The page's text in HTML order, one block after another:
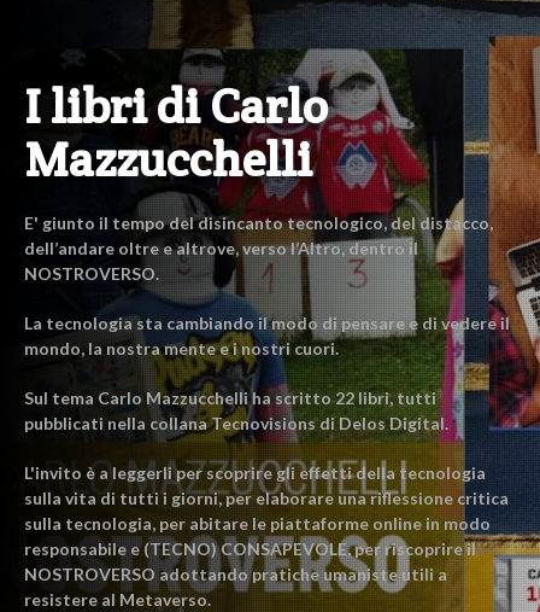
I libri di Carlo
Mazzucchelli
E' giunto il tempo del disincanto tecnologico, del distacco,
dell’andare oltre e altrove, verso l’Altro, dentro il
NOSTROVERSO.
La tecnologia sta cambiando il modo di pensare e di vedere il
mondo, la nostra mente e i nostri cuori.
Sul tema Carlo Mazzucchelli ha scritto 22 libri, tutti
pubblicati nella collana Tecnovisions di Delos Digital.
L'invito è a leggerli per scoprire gli effetti della tecnologia
sulla vita di tutti i giorni, per elaborare una riflessione critica
sulla tecnologia, per abitare le piattaforme online in modo
responsabile e (TECNO) CONSAPEVOLE, per riscoprire il
NOSTROVERSO adottando pratiche umaniste utili a
resistere al Metaverso.